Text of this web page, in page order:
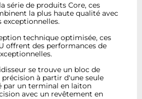
série de produits Core, ces
la plus haute qualité avec
exceptionnelles.
technique optimisée, ces
offrent des performances de
se trouve un bloc de
précision à partir d'une seule
par un terminal en laiton
avec un revêtement en